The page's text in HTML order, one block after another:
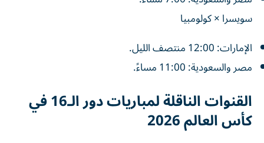
سويسرا × كولومبيا
الإمارات: 12:00 منتصف الليل.
مصر والسعودية: 11:00 مساءً.
القنوات الناقلة لمباريات دور الـ16 في
كأس العالم 2026